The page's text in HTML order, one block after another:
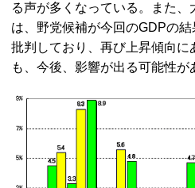
る声が多くなっている。また
は、野党候補が今回のGDPの
批判しており、再び上昇傾向に
も、今後、影響が出る可能性が